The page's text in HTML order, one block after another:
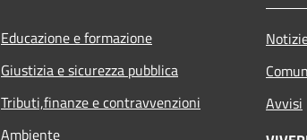
Educazione e formazione
Giustizia e sicurezza pubblica
Tributi,finanze e contravvenzioni
Ambiente
Avvisi